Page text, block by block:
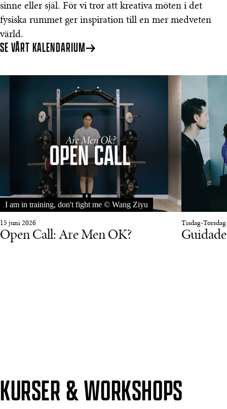
sinne eller själ. För vi tror att kreativa möten i det
fysiska rummet ger inspiration till en mer medveten
värld.
SE VÅRT KALENDARIUM
I am in training, don't fight me © Wang Ziyu
15 juni 2026
Open Call: Are Men OK?
Tisdag-Torsdag
KURSER & WORKSHOPS